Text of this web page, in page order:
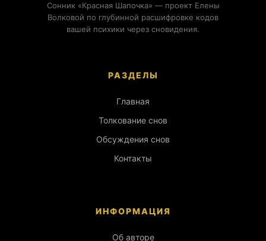
Сонник «Красная Шапочка» — проект Елены
Волковой по глубинной расшифровке кодов
вашей психики через сновидения.
РАЗДЕЛЫ
Главная
Толкование снов
Обсуждения снов
Контакты
ИНФОРМАЦИЯ
Об авторе